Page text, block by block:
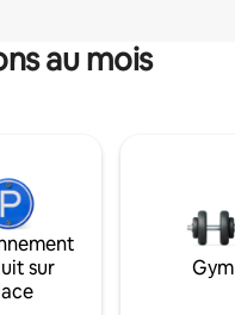
au mois
sur
Gym